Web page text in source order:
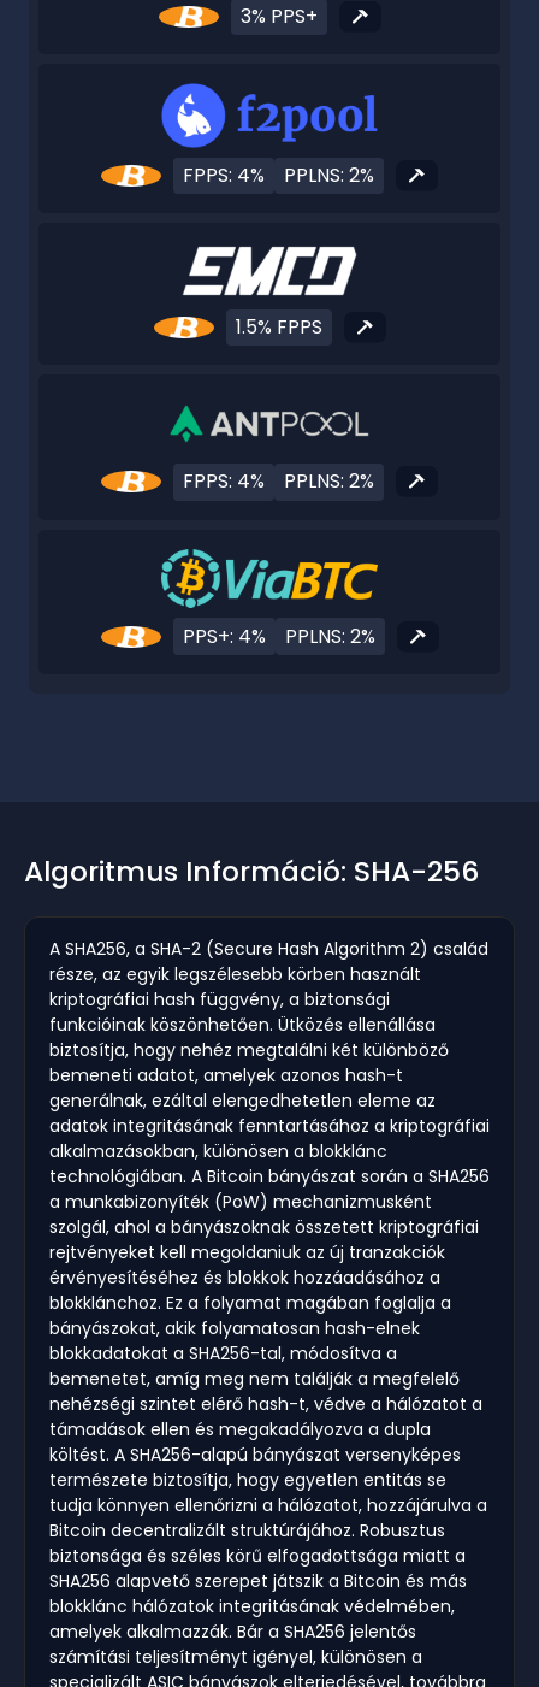
3% PPS+
FPPS: 4% PPLNS: 2%
1.5% FPPS
FPPS: 4% PPLNS: 2%
PPS+: 4% PPLNS: 2%
Algoritmus Információ: SHA-256
A SHA256, a SHA-2 (Secure Hash Algorithm 2) család
része, az egyik legszélesebb körben használt
kriptográfiai hash függvény, a biztonsági
funkcióinak köszönhetően. Ütközés ellenállása
biztosítja, hogy nehéz megtalálni két különböző
bemeneti adatot, amelyek azonos hash-t
generálnak, ezáltal elengedhetetlen eleme az
adatok integritásának fenntartásához a kriptográfiai
alkalmazásokban, különösen a blokklánc
technológiában. A Bitcoin bányászat során a SHA256
a munkabizonyíték (PoW) mechanizmusként
szolgál, ahol a bányászoknak összetett kriptográfiai
rejtvényeket kell megoldaniuk az új tranzakciók
érvényesítéséhez és blokkok hozzáadásához a
blokklánchoz. Ez a folyamat magában foglalja a
bányászokat, akik folyamatosan hash-elnek
blokkadatokat a SHA256-tal, módosítva a
bemenetet, amíg meg nem találják a megfelelő
nehézségi szintet elérő hash-t, védve a hálózatot a
támadások ellen és megakadályozva a dupla
költést. A SHA256-alapú bányászat versenyképes
természete biztosítja, hogy egyetlen entitás se
tudja könnyen ellenőrizni a hálózatot, hozzájárulva a
Bitcoin decentralizált struktúrájához. Robusztus
biztonsága és széles körű elfogadottsága miatt a
SHA256 alapvető szerepet játszik a Bitcoin és más
blokklánc hálózatok integritásának védelmében,
amelyek alkalmazzák. Bár a SHA256 jelentős
számítási teljesítményt igényel, különösen a
specializált ASIC bányászok elterjedésével, továbbra